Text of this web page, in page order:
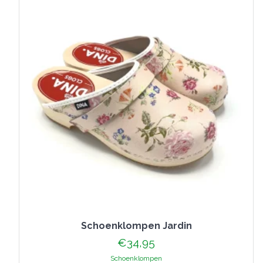
Schoenklompen Jardin
€34,95
Schoenklompen